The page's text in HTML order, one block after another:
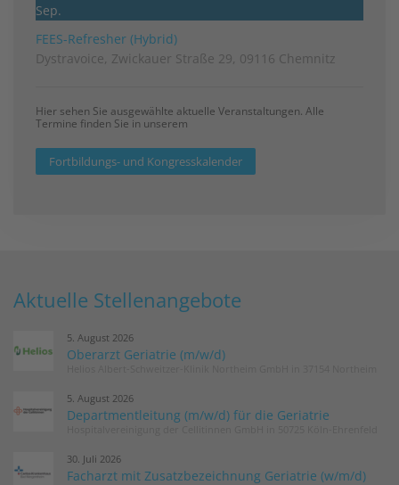
Sep.
FEES-Refresher (Hybrid)
Dystravoice, Zwickauer Straße 29, 09116 Chemnitz
Hier sehen Sie ausgewählte aktuelle Veranstaltungen. Alle
Termine finden Sie in unserem
Fortbildungs- und Kongresskalender
Aktuelle Stellenangebote
5. August 2026
Oberarzt Geriatrie (m/w/d)
5. August 2026
Departmentleitung (m/w/d) für die Geriatrie
30. Juli 2026
Facharzt mit Zusatzbezeichnung Geriatrie (w/m/d)